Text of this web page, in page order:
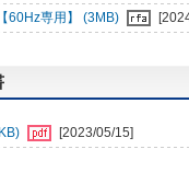
60Hz専用】 (3MB)
[2023/05/15]